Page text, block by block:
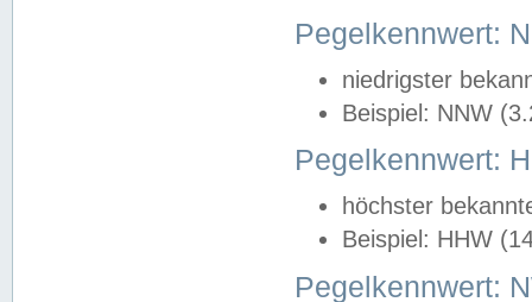
Pegelkennwert:
niedrigster
Beispiel: NNW
Pegelkennwert:
höchster
Beispiel: HHW
Pegelkennwert: